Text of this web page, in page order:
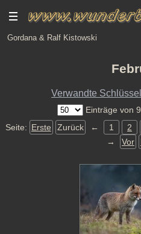
Gordana & Ralf Kistowski
Verwandte
Einträge von
Seite: Erste Zurück ← 1 2
→
Vor